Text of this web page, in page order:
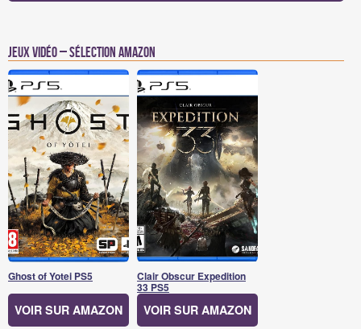
Jeux vidéo – Sélection Amazon
Ghost of Yotei PS5
VOIR SUR AMAZON
Clair Obscur Expedition
33 PS5
VOIR SUR AMAZON